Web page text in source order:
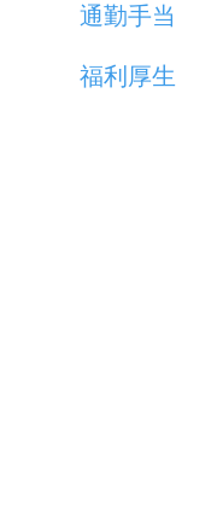
通勤手当
福利厚生